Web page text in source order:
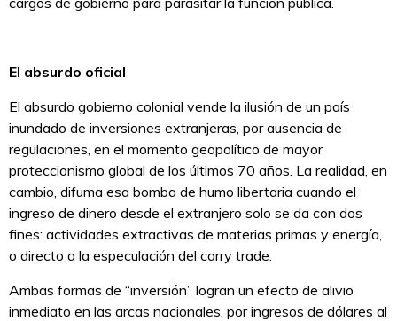
El absurdo oficial
El absurdo gobierno colonial vende la ilusión de un país
inundado de inversiones extranjeras, por ausencia de
regulaciones, en el momento geopolítico de mayor
proteccionismo global de los últimos 70 años. La realidad, en
cambio, difuma esa bomba de humo libertaria cuando el
ingreso de dinero desde el extranjero solo se da con dos
fines: actividades extractivas de materias primas y energía,
o directo a la especulación del carry trade.
Ambas formas de “inversión” logran un efecto de alivio
inmediato en las arcas nacionales, por ingresos de dólares al